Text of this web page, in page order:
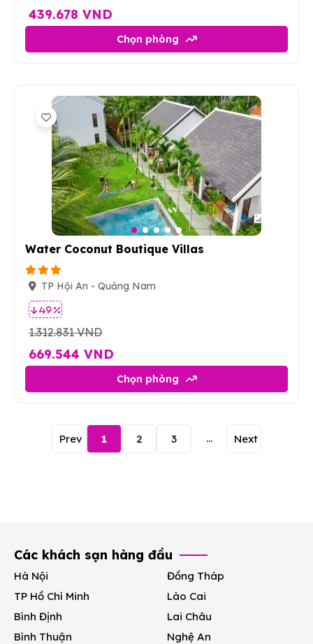
439.678 VND
Chọn phòng
Water Coconut Boutique Villas
TP Hội An - Quảng Nam
49 %
1.312.831 VND
669.544 VND
Chọn phòng
Prev 1 2 3 ... Next
Các khách sạn hàng đầu
Hà Nội
TP Hồ Chí Minh
Bình Định
Bình Thuận
Đồng Tháp
Lào Cai
Lai Châu
Nghệ An